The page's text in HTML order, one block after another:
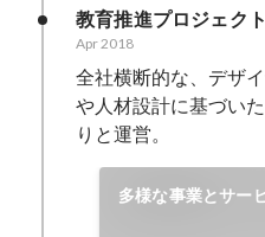
教育推進プロジェク
Apr 2018
全社横断的な、デザ
や人材設計に基づい
りと運営。
多様な事業とサー